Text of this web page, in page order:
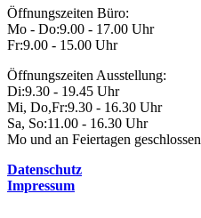
Öffnungszeiten Büro:
Mo - Do:9.00 - 17.00 Uhr
Fr:9.00 - 15.00 Uhr
Öffnungszeiten Ausstellung:
Di:9.30 - 19.45 Uhr
Mi, Do,Fr:9.30 - 16.30 Uhr
Sa, So:11.00 - 16.30 Uhr
Mo und an Feiertagen geschlossen
Datenschutz
Impressum